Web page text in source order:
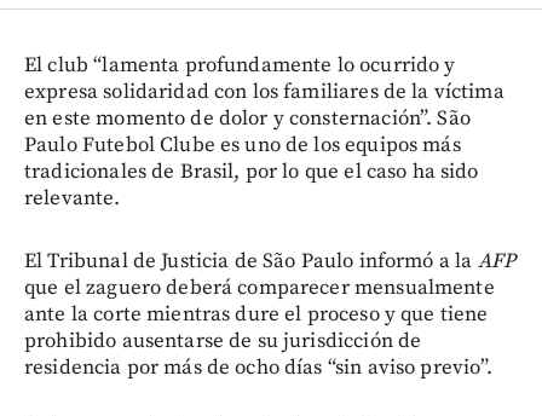
El club “lamenta profundamente lo ocurrido y
expresa solidaridad con los familiares de la víctima
en este momento de dolor y consternación”. São
Paulo Futebol Clube es uno de los equipos más
tradicionales de Brasil, por lo que el caso ha sido
relevante.
El Tribunal de Justicia de São Paulo informó a la AFP
que el zaguero deberá comparecer mensualmente
ante la corte mientras dure el proceso y que tiene
prohibido ausentarse de su jurisdicción de
residencia por más de ocho días “sin aviso previo”.